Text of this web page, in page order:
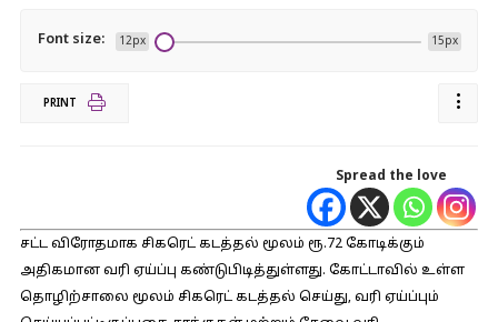
Font size: 12px 15px
PRINT
Spread the love
சட்ட விரோதமாக சிகரெட் கடத்தல் மூலம் ரூ.72 கோடிக்கும்
அதிகமான வரி ஏய்ப்பு கண்டுபிடித்துள்ளது. கோட்டாவில் உள்ள
தொழிற்சாலை மூலம் சிகரெட் கடத்தல் செய்து, வரி ஏய்ப்பும்